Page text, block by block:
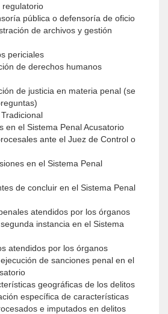
regulatorio
pública o defensoría de oficio
de archivos y gestión
periciales
de derechos humanos
de justicia en materia penal (se
en el Sistema Penal Acusatorio
ante el Juez de Control o
en el Sistema Penal
de concluir en el Sistema Penal
atendidos por los órganos
instancia en el Sistema
atendidos por los órganos
de sanciones penal en el
geográficas de los delitos
específica de características
e imputados en delitos